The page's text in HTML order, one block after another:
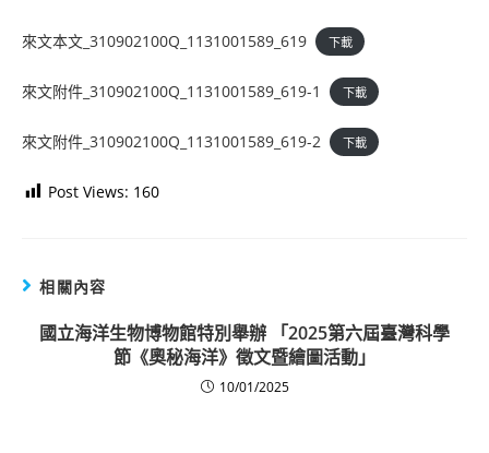
來文本文_310902100Q_1131001589_619 下載
來文附件_310902100Q_1131001589_619-1 下載
來文附件_310902100Q_1131001589_619-2 下載
Post Views: 160
相關內容
國立海洋生物博物館特別舉辦 「2025第六屆臺灣科學
節《奧秘海洋》徵文暨繪圖活動」
10/01/2025